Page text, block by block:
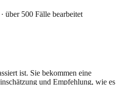
über 500 Fälle bearbeitet
ist. Sie bekommen eine
und Empfehlung, wie es